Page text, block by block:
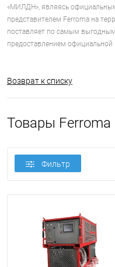
«МИЛДН», являясь
представителем Ferroma на
поставляет по самым
предоставлением официальной
Возврат к списку
Товары Ferroma
Фильтр